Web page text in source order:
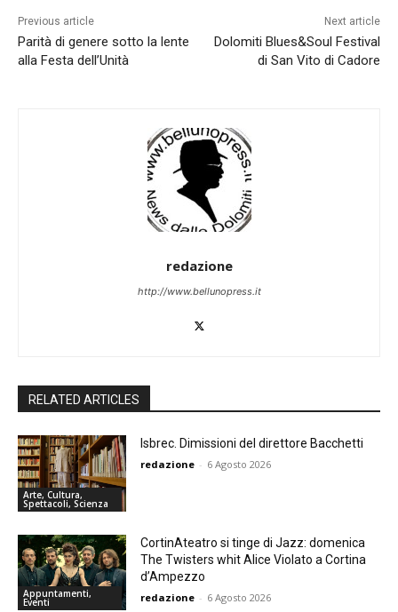
Previous article
Parità di genere sotto la lente
alla Festa dell’Unità
Next article
Dolomiti Blues&Soul Festival
di San Vito di Cadore
redazione
http://www.bellunopress.it
RELATED ARTICLES
Arte, Cultura,
Spettacoli, Scienza
Isbrec. Dimissioni del direttore Bacchetti
redazione - 6 Agosto 2026
Appuntamenti,
Eventi
CortinAteatro si tinge di Jazz: domenica
The Twisters whit Alice Violato a Cortina
d’Ampezzo
redazione - 6 Agosto 2026